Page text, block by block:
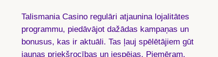
Talismania Casino regulāri atjaunina lojalitātes
programmu, piedāvājot dažādas kampaņas un
bonusus, kas ir aktuāli. Tas ļauj spēlētājiem gūt
jaunas priekšrocības un iespējas. Piemēram,